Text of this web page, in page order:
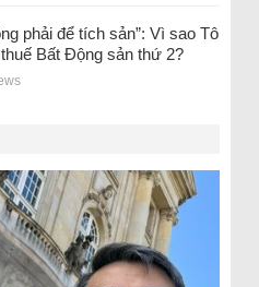
phải để tích sản”: Vì sao Tô
Bất Động sản thứ 2?